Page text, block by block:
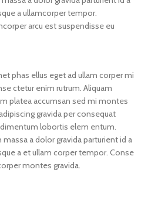
a ullamcorper tempor.
arcu est suspendisse eu
phas ellus eget ad ullam corper mi
ctetur enim rutrum. Aliquam
platea accumsan sed mi montes
gravida per consequat
lobortis elem entum.
a dolor gravida parturient id a
a et ullam corper tempor. Conse
montes gravida.